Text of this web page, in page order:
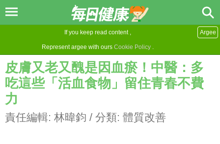
If you keep read content ,
Represent argee with ours Cookie Policy .
Argee
皮膚又老又醜是因血瘀！中醫：多
吃這些「活血食物」留住青春不費
力
責任編輯: 林暐鈞 / 分類: 體質改善